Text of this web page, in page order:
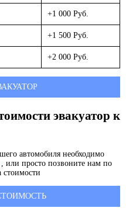
+1 000 Руб.
+1 500 Руб.
+2 000 Руб.
эвакуатор к
автомобиля необходимо
, или просто позвоните нам по
стоимости